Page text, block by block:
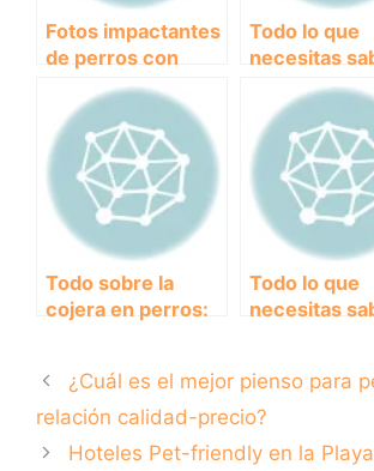
Fotos impactantes
de perros con
sarna: causas,
síntomas y
tratamiento.
Todo lo que
necesitas
sobre la
pancreatitis
perros:
tratamientos
prevención.
Todo sobre la
cojera en perros:
Todo lo que
necesitas
perros.
¿Cuál es el mejor pienso para
relación calidad-precio?
Hoteles Pet-friendly en la